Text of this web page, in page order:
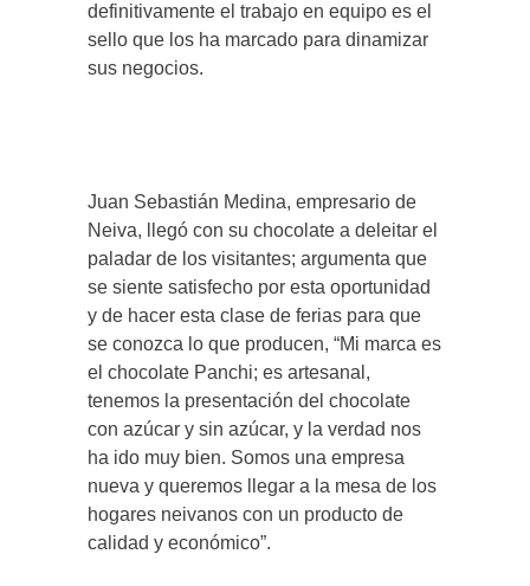
definitivamente el trabajo en equipo es el
sello que los ha marcado para dinamizar
sus negocios.
Juan Sebastián Medina, empresario de
Neiva, llegó con su chocolate a deleitar el
paladar de los visitantes; argumenta que
se siente satisfecho por esta oportunidad
y de hacer esta clase de ferias para que
se conozca lo que producen, “Mi marca es
el chocolate Panchi; es artesanal,
tenemos la presentación del chocolate
con azúcar y sin azúcar, y la verdad nos
ha ido muy bien. Somos una empresa
nueva y queremos llegar a la mesa de los
hogares neivanos con un producto de
calidad y económico”.